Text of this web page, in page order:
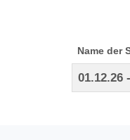
Name der
01.12.26